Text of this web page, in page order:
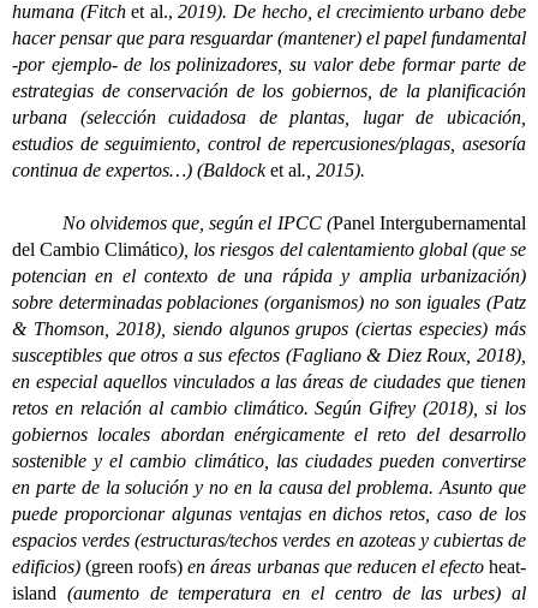
humana (Fitchet al., 2019). De hecho, el crecimiento urbano debe
hacer pensar que para resguardar (mantener) el papel fundamental
-por ejemplo- de los polinizadores, su valor debe formar parte de
estrategias de conservación de los gobiernos, de la planificación
urbana (selección cuidadosa de plantas, lugar de ubicación,
estudios de seguimiento, control de repercusiones/plagas, asesoría
continua de expertos…) (Baldocket al., 2015).
No olvidemos que, según el IPCC (Panel Intergubernamental
del Cambio Climático), los riesgos del calentamiento global (que se
potencian en el contexto de una rápida y amplia urbanización)
sobre determinadas poblaciones (organismos) no son iguales (Patz
& Thomson, 2018), siendo algunos grupos (ciertas especies) más
susceptibles que otros a sus efectos (Fagliano & Diez Roux, 2018),
en especial aquellos vinculados a las áreas de ciudades que tienen
retos en relación al cambio climático. Según Gifrey (2018), si los
gobiernos locales abordan enérgicamente el reto del desarrollo
sostenible y el cambio climático, las ciudades pueden convertirse
en parte de la solución y no en la causa del problema. Asunto que
puede proporcionar algunas ventajas en dichos retos, caso de los
espacios verdes (estructuras/techos verdes en azoteas y cubiertas de
edificios)(green roofs) en áreas urbanas que reducen el efectoheat-
island (aumento de temperatura en el centro de las urbes) al